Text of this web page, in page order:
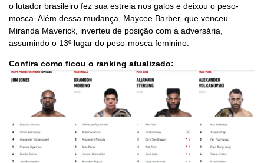
o lutador brasileiro fez sua estreia nos galos e deixou o peso-
mosca. Além dessa mudança, Maycee Barber, que venceu
Miranda Maverick, inverteu de posição com a adversária,
assumindo o 13º lugar do peso-mosca feminino.
Confira como ficou o ranking atualizado: